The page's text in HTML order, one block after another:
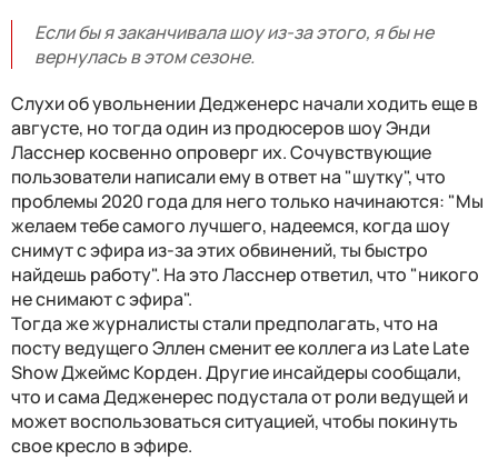
Если бы я заканчивала шоу из-за этого, я бы не
вернулась в этом сезоне.
Слухи об увольнении Дедженерс начали ходить еще в
августе, но тогда один из продюсеров шоу Энди
Ласснер косвенно опроверг их. Сочувствующие
пользователи написали ему в ответ на "шутку", что
проблемы 2020 года для него только начинаются: "Мы
желаем тебе самого лучшего, надеемся, когда шоу
снимут с эфира из-за этих обвинений, ты быстро
найдешь работу". На это Ласснер ответил, что "никого
не снимают с эфира".
Тогда же журналисты стали предполагать, что на
посту ведущего Эллен сменит ее коллега из Late Late
Show Джеймс Корден. Другие инсайдеры сообщали,
что и сама Дедженерес подустала от роли ведущей и
может воспользоваться ситуацией, чтобы покинуть
свое кресло в эфире.